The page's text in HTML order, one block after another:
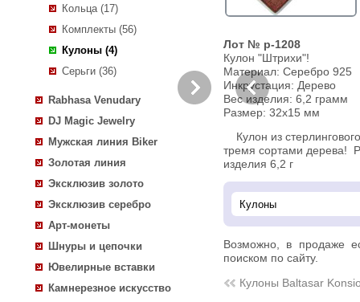
Кольца (17)
Комплекты (56)
Кулоны (4)
Серьги (36)
Rabhasa Venudary
DJ Magic Jewelry
Мужская линия Biker
Золотая линия
Эксклюзив золото
Эксклюзив серебро
Арт-монеты
Шнуры и цепочки
Ювелирные вставки
Камнерезное искусство
Лот № p-1208
Кулон "Штрихи"!
Материал: Серебро 925
Инкрустация: Дерево
Вес изделия: 6,2 грамм
Размер: 32x15 мм
Кулон из
тремя сортами дерева!
изделия 6,2 г
Возможно, в продаже
поиском по сайту.
Кулоны Baltasar